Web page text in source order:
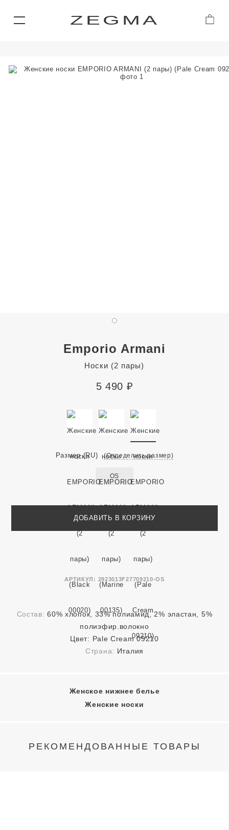
ZEGMA
Emporio Armani
Носки (2 пары)
АРТИКУЛ: 2923013F27709210-OS
5 490 ₽
Размер(RU) (Определить размер)
OS
ДОБАВИТЬ В КОРЗИНУ
Состав:60% хлопок, 33% полиамид, 2% эластан, 5%
полиэфир.волокно
Цвет: Pale Cream 09210
Страна: Италия
Женское нижнее белье
Женские носки
РЕКОМЕНДОВАННЫЕ ТОВАРЫ